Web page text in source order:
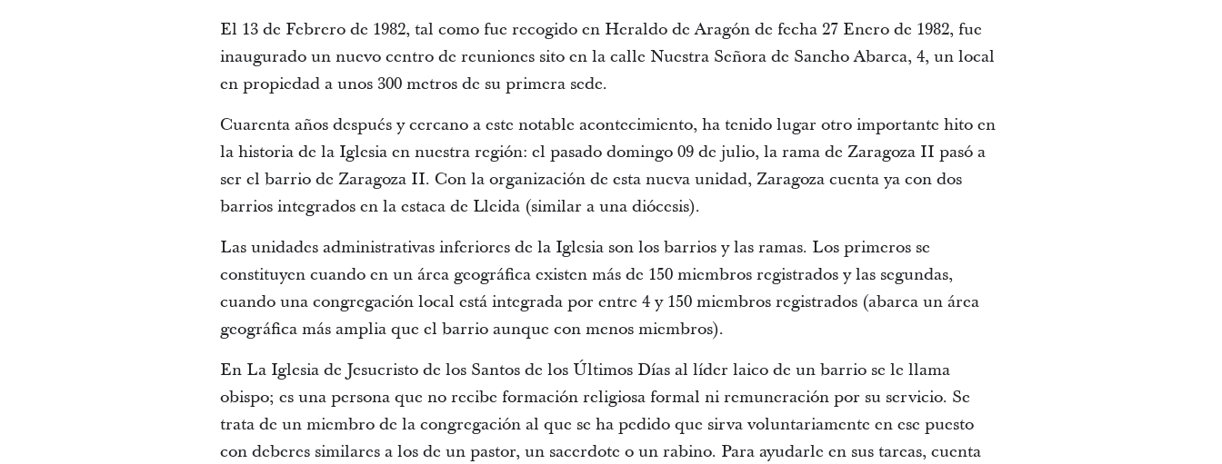
El 13 de Febrero de 1982, tal como fue recogido en Heraldo de Aragón de fecha 27 Enero de 1982, fue
inaugurado un nuevo centro de reuniones sito en la calle Nuestra Señora de Sancho Abarca, 4, un local
en propiedad a unos 300 metros de su primera sede.
Cuarenta años después y cercano a este notable acontecimiento, ha tenido lugar otro importante hito en
la historia de la Iglesia en nuestra región: el pasado domingo 09 de julio, la rama de Zaragoza II pasó a
ser el barrio de Zaragoza II. Con la organización de esta nueva unidad, Zaragoza cuenta ya con dos
barrios integrados en la estaca de Lleida (similar a una diócesis).
Las unidades administrativas inferiores de la Iglesia son los barrios y las ramas. Los primeros se
constituyen cuando en un área geográfica existen más de 150 miembros registrados y las segundas,
cuando una congregación local está integrada por entre 4 y 150 miembros registrados (abarca un área
geográfica más amplia que el barrio aunque con menos miembros).
En La Iglesia de Jesucristo de los Santos de los Últimos Días al líder laico de un barrio se le llama
obispo; es una persona que no recibe formación religiosa formal ni remuneración por su servicio. Se
trata de un miembro de la congregación al que se ha pedido que sirva voluntariamente en ese puesto
con deberes similares a los de un pastor, un sacerdote o un rabino. Para ayudarle en sus tareas, cuenta